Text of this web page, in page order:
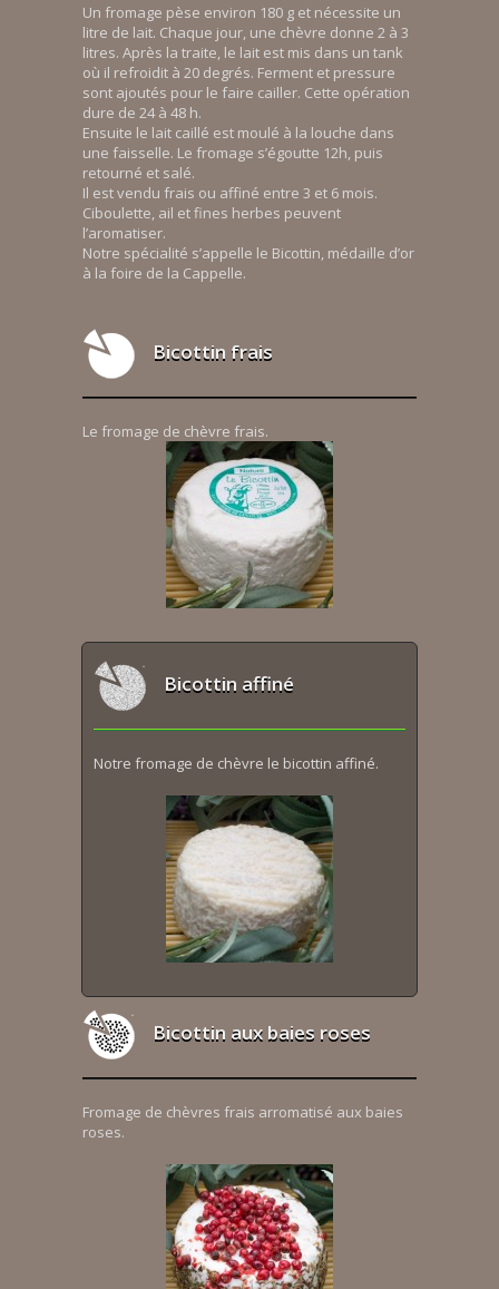
Un fromage pèse environ 180 g et nécessite un
litre de lait. Chaque jour, une chèvre donne 2 à 3
litres. Après la traite, le lait est mis dans un tank
où il refroidit à 20 degrés. Ferment et pressure
sont ajoutés pour le faire cailler. Cette opération
dure de 24 à 48 h.
Ensuite le lait caillé est moulé à la louche dans
une faisselle. Le fromage s’égoutte 12h, puis
retourné et salé.
Il est vendu frais ou affiné entre 3 et 6 mois.
Ciboulette, ail et fines herbes peuvent
l’aromatiser.
Notre spécialité s’appelle le Bicottin, médaille d’or
à la foire de la Cappelle.
Bicottin frais
Le fromage de chèvre frais.
Bicottin affiné
Notre fromage de chèvre le bicottin affiné.
Bicottin aux baies roses
Fromage de chèvres frais arromatisé aux baies
roses.